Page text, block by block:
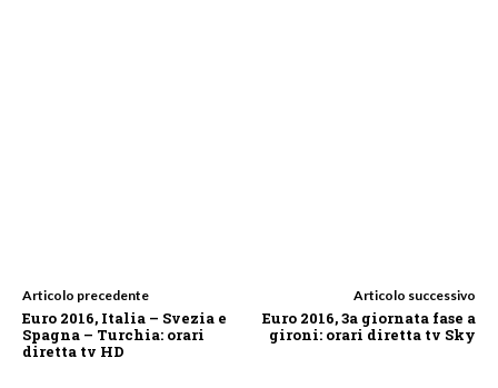
Articolo precedente
Euro 2016, Italia – Svezia e
Spagna – Turchia: orari
diretta tv HD
Articolo successivo
Euro 2016, 3a giornata fase a
gironi: orari diretta tv Sky